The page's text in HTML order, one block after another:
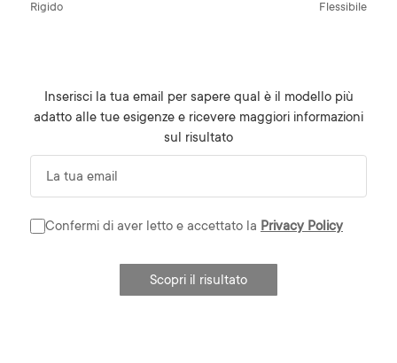
Rigido Flessibile
Inserisci la tua email per sapere qual è il modello più
adatto alle tue esigenze e ricevere maggiori informazioni
sul risultato
Confermi di aver letto e accettato la Privacy Policy
Campo obbligatorio.
Scopri il risultato